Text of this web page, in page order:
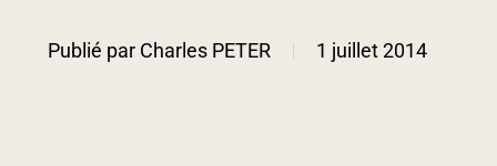
Publié par Charles PETER 1 juillet 2014